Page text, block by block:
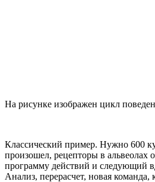
На рисунке изображен цикл
Классический пример. Нужно 600
произошел, рецепторы в альвеолах
программу действий и следующий
Анализ, перерасчет, новая команда,